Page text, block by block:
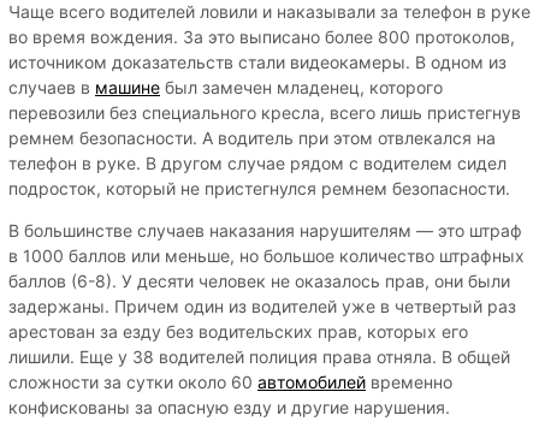
Чаще всего водителей ловили и наказывали за телефон в руке
во время вождения. За это выписано более 800 протоколов,
источником доказательств стали видеокамеры. В одном из
случаев в машине был замечен младенец, которого
перевозили без специального кресла, всего лишь пристегнув
ремнем безопасности. А водитель при этом отвлекался на
телефон в руке. В другом случае рядом с водителем сидел
подросток, который не пристегнулся ремнем безопасности.
В большинстве случаев наказания нарушителям — это штраф
в 1000 баллов или меньше, но большое количество штрафных
баллов (6-8). У десяти человек не оказалось прав, они были
задержаны. Причем один из водителей уже в четвертый раз
арестован за езду без водительских прав, которых его
лишили. Еще у 38 водителей полиция права отняла. В общей
сложности за сутки около 60 автомобилей временно
конфискованы за опасную езду и другие нарушения.